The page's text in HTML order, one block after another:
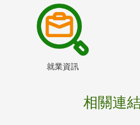
就業資訊
相關連